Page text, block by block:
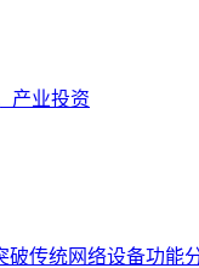
产业投资
传统网络设备功